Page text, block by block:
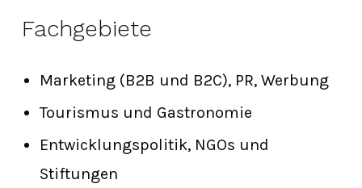
Fachgebiete
Marketing (B2B und B2C), PR, Werbung
Tourismus und Gastronomie
Entwicklungspolitik, NGOs und
Stiftungen